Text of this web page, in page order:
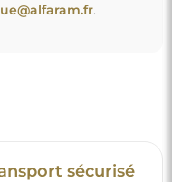
.
sécurisé